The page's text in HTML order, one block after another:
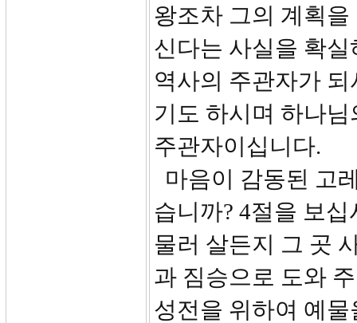
왕조차 그의 계획
신다는 사실을 확
역사의 주관자가
기도 하시며 하나
주관자이십니다.
마음이 감동된 고
습니까? 4절을 보
물러 살든지 그 곳
과 짐승으로 도와
성전을 위하여 예